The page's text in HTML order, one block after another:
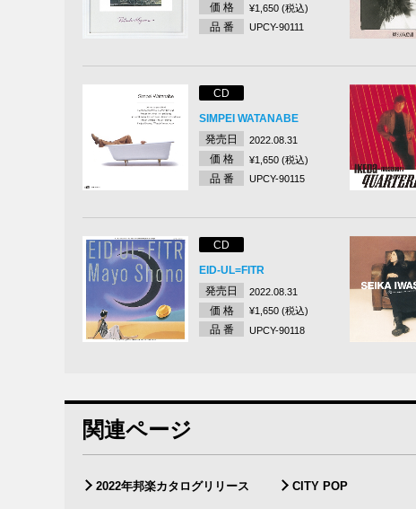
価 格 ¥1,650 (税込)
品 番 UPCY-90111
CD
SIMPEI WATANABE
発売日
2022.08.31
価 格 ¥1,650 (税込)
品 番 UPCY-90115
CD
EID-UL=FITR
発売日
2022.08.31
価 格 ¥1,650 (税込)
品 番 UPCY-90118
関連ページ
2022年邦楽カタログリリース CITY POP